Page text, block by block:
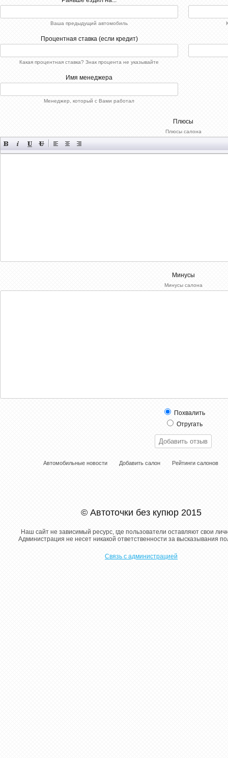
Ваша предыдущий автомобиль
Процентная ставка (если кредит)
Какая процентная ставка? Знак процента не указывайте
Имя менеджера
Менеджер, который с Вами работал
Плюсы
Плюсы салона
Минусы
Минусы салона
Похвалить
Отругать
Автомобильные новости Добавить салон Рейтинги салонов
© Автоточки без купюр 2015
Наш сайт не зависимый ресурс, где пользователи оставляют свои
Администрация не несет никакой ответственности за высказывания
Связь с администрацией